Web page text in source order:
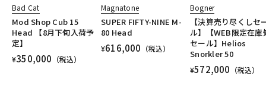
Bad Cat
Mod Shop Cub 15
Head 【8月下旬入荷予
定】
¥350,000 （税込）
Magnatone
SUPER FIFTY-NINE M-
80 Head
¥616,000 （税込）
Bogner
【決算売り尽くしセ
ル】【WEB限定在庫
セール】Helios
Snorkler 50
¥572,000 （税込）